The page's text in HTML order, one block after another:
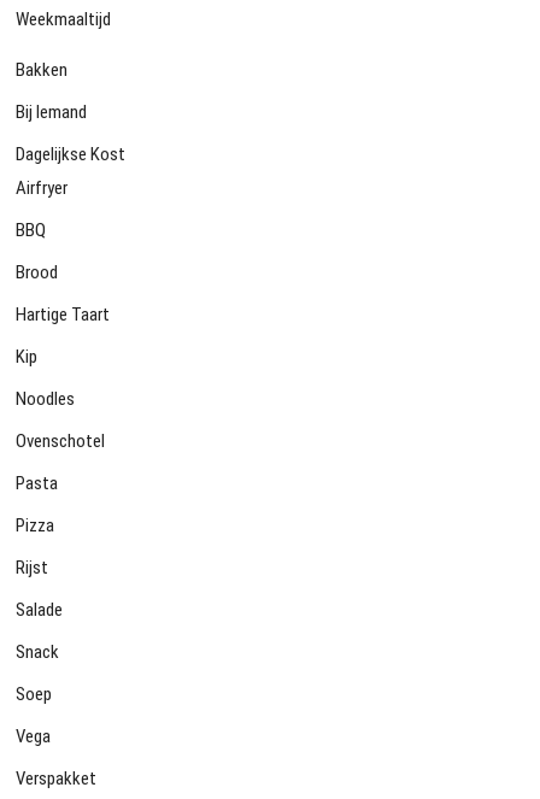
Weekmaaltijd
Bakken
Bij Iemand
Dagelijkse Kost
Airfryer
BBQ
Brood
Hartige Taart
Kip
Noodles
Ovenschotel
Pasta
Pizza
Rijst
Salade
Snack
Soep
Vega
Verspakket